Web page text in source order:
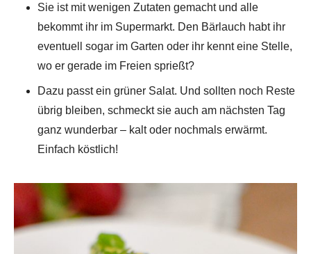
Sie ist mit wenigen Zutaten gemacht und alle
bekommt ihr im Supermarkt. Den Bärlauch habt ihr
eventuell sogar im Garten oder ihr kennt eine Stelle,
wo er gerade im Freien sprießt?
Dazu passt ein grüner Salat. Und sollten noch Reste
übrig bleiben, schmeckt sie auch am nächsten Tag
ganz wunderbar – kalt oder nochmals erwärmt.
Einfach köstlich!